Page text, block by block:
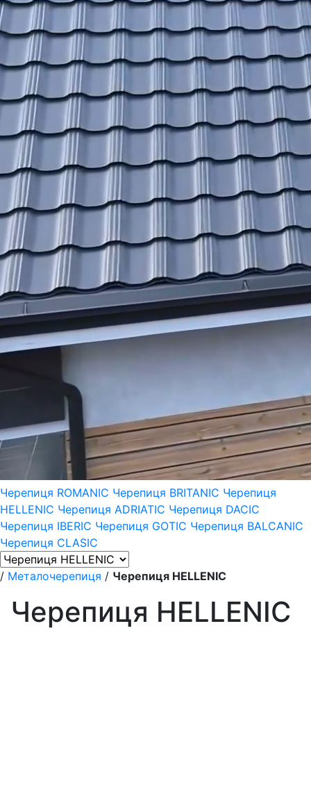
Черепиця ROMANIC Черепиця BRITANIC Черепиця
HELLENIC Черепиця ADRIATIC Черепиця DACIC
Черепиця IBERIC Черепиця GOTIC Черепиця BALCANIC
Черепиця CLASIC
/ Металочерепиця / Черепиця HELLENIC
Черепиця HELLENIC